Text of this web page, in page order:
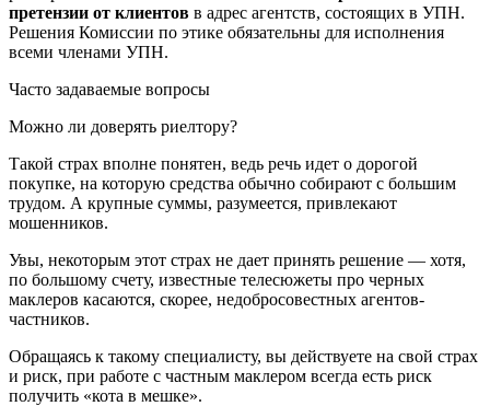
претензии от клиентов в адрес агентств, состоящих в УПН.
Решения Комиссии по этике обязательны для исполнения
всеми членами УПН.
Часто задаваемые вопросы
Можно ли доверять риелтору?
Такой страх вполне понятен, ведь речь идет о дорогой
покупке, на которую средства обычно собирают с большим
трудом. А крупные суммы, разумеется, привлекают
мошенников.
Увы, некоторым этот страх не дает принять решение — хотя,
по большому счету, известные телесюжеты про черных
маклеров касаются, скорее, недобросовестных агентов-
частников.
Обращаясь к такому специалисту, вы действуете на свой страх
и риск, при работе с частным маклером всегда есть риск
получить «кота в мешке».